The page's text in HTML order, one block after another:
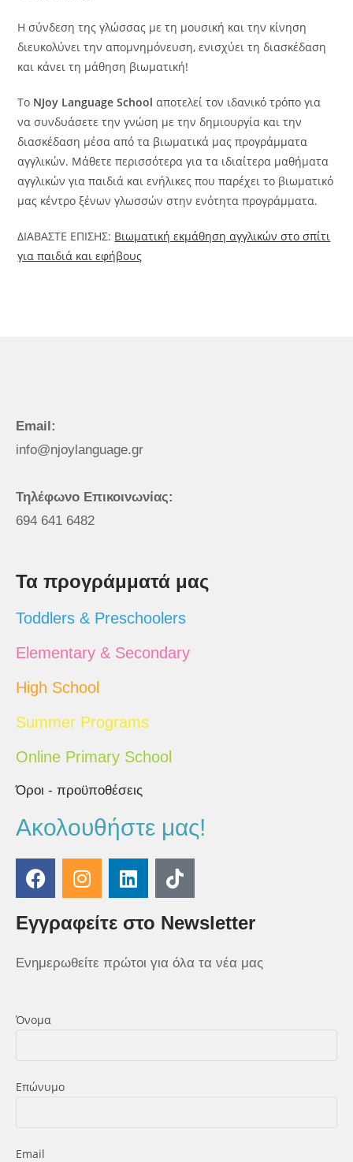
Η σύνδεση της γλώσσας με τη μουσική και την κίνηση
διευκολύνει την απομνημόνευση, ενισχύει τη διασκέδαση
και κάνει τη μάθηση βιωματική!
To NJoy Language School αποτελεί τον ιδανικό τρόπο για
να συνδυάσετε την γνώση με την δημιουργία και την
διασκέδαση μέσα από τα βιωματικά μας προγράμματα
αγγλικών. Μάθετε περισσότερα για τα ιδιαίτερα μαθήματα
αγγλικών για παιδιά και ενήλικες που παρέχει το βιωματικό
μας κέντρο ξένων γλωσσών στην ενότητα προγράμματα.
ΔΙΑΒΑΣΤΕ ΕΠΙΣΗΣ: Βιωματική εκμάθηση αγγλικών στο σπίτι
για παιδιά και εφήβους
Email:
info@njoylanguage.gr
Τηλέφωνο Επικοινωνίας:
694 641 6482
Τα προγράμματά μας
Toddlers & Preschoolers
Elementary & Secondary
High School
Summer Programs
Online Primary School
Όροι - προϋποθέσεις
Ακολουθήστε μας!
Εγγραφείτε στο Newsletter
Ενημερωθείτε πρώτοι για όλα τα νέα μας
Όνομα
Επώνυμο
Εmail